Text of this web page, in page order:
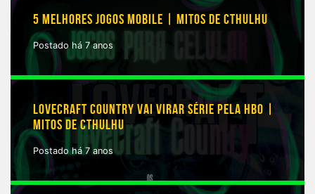
5 MELHORES JOGOS MOBILE | MITOS DE CTHULHU
Postado há 7 anos
LOVECRAFT COUNTRY VAI VIRAR SÉRIE PELA HBO |
MITOS DE CTHULHU
Postado há 7 anos